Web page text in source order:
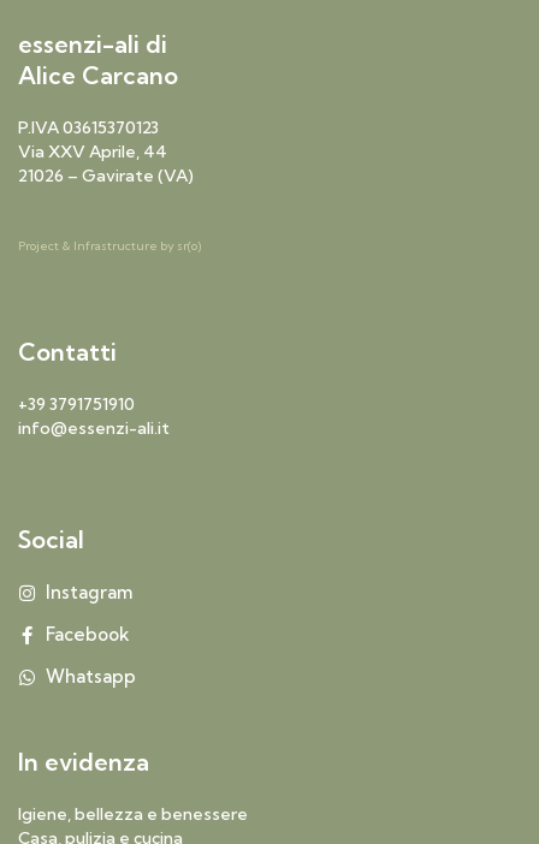
essenzi-ali di
Alice Carcano
P.IVA 03615370123
Via XXV Aprile, 44
21026 – Gavirate (VA)
Project & Infrastructure by sr(o)
Contatti
+39 3791751910
info@essenzi-ali.it
Social
Instagram
Facebook
Whatsapp
In evidenza
Igiene, bellezza e benessere
Casa, pulizia e cucina